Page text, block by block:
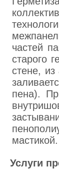
частей
старого
стене,
пена).
мастикой.
Услуги